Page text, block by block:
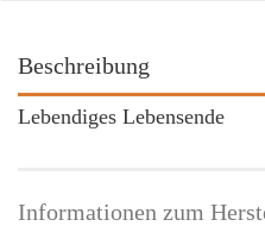
Beschreibung
Lebendiges Lebensende
Informationen zum